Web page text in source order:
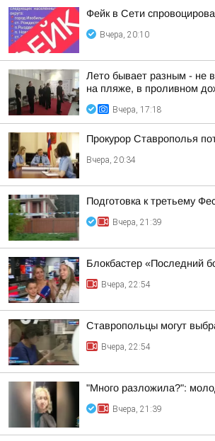
Фейк в Сети
Вчера, 20:10
Лето бывает разным - не
на пляже, в проливном
Вчера, 17:18
Прокурор Ставрополья
Вчера, 20:34
Подготовка к третьему
Вчера, 21:39
Блокбастер «Последний
Вчера, 22:54
Ставропольцы могут
Вчера, 22:54
"Много разложила?":
Вчера, 21:39